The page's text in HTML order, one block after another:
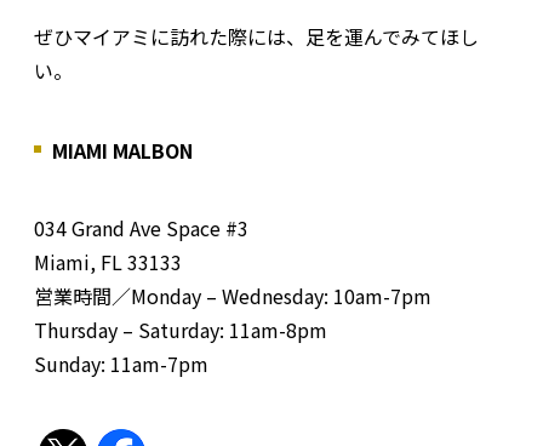
ぜひマイアミに訪れた際には、足を運んでみてほし
い。
MIAMI MALBON
034 Grand Ave Space #3
Miami, FL 33133
営業時間／Monday – Wednesday: 10am-7pm
Thursday – Saturday: 11am-8pm
Sunday: 11am-7pm